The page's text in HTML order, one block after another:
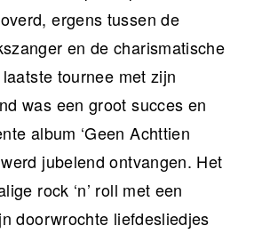
ergens tussen de
en de charismatische
tournee met zijn
was een groot succes en
album ‘Geen Achttien
jubelend ontvangen. Het
rock ‘n’ roll met een
doorwrochte liefdesliedjes